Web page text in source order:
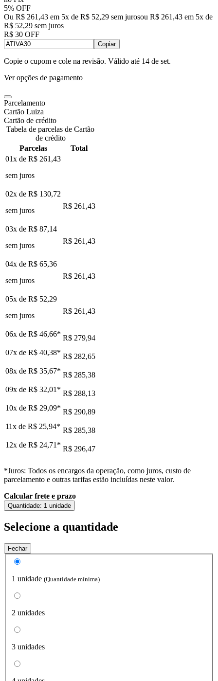
5% OFF
Ou R$ 261,43 em 5x de R$ 52,29 sem jurosou R$ 261,43 em 5x de
R$ 52,29 sem juros
R$ 30 OFF
Copiar
Copie o cupom e cole na revisão. Válido até 14 de set.
Ver opções de pagamento
Parcelamento
Cartão Luiza
Cartão de crédito
Tabela de parcelas de Cartão
de crédito
Parcelas
Total
01x de R$ 261,43
sem juros
02x de R$ 130,72
sem juros
R$ 261,43
03x de R$ 87,14
sem juros
R$ 261,43
04x de R$ 65,36
sem juros
R$ 261,43
05x de R$ 52,29
sem juros
R$ 261,43
06x de R$ 46,66* R$ 279,94
07x de R$ 40,38* R$ 282,65
08x de R$ 35,67* R$ 285,38
09x de R$ 32,01 * R$ 288,13
10x de R$ 29,09* R$ 290,89
11x de R$ 25,94* R$ 285,38
12x de R$ 24,71 * R$ 296,47
*Juros: Todos os encargos da operação, como juros, custo de
parcelamento e outras tarifas estão incluídas neste valor.
Calcular frete e prazo
Quantidade: 1 unidade
Selecione a quantidade
Fechar
1 unidade (Quantidade mínima)
2 unidades
3 unidades